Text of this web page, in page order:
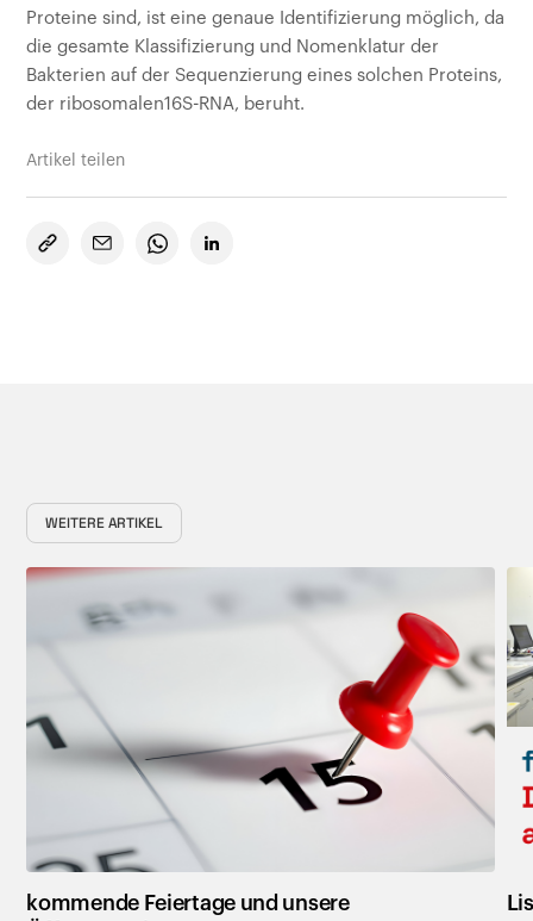
Proteine sind, ist eine genaue Identifizierung möglich, da
die gesamte Klassifizierung und Nomenklatur der
Bakterien auf der Sequenzierung eines solchen Proteins,
der ribosomalen16S-RNA, beruht.
Artikel teilen
WEITERE ARTIKEL
kommende Feiertage und unsere